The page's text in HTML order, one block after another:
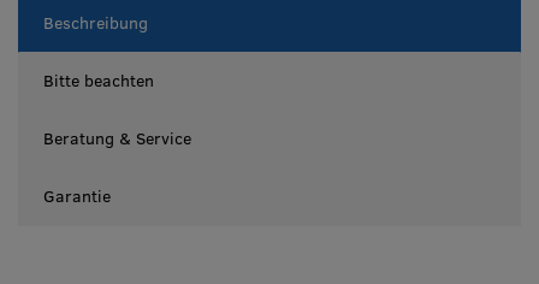
Beschreibung
Bitte beachten
Beratung & Service
Garantie